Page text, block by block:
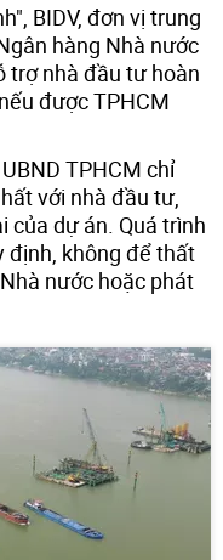
BIDV, đơn vị trung
hàng Nhà nước
trợ nhà đầu tư hoàn
được TPHCM
TPHCM chỉ
với nhà đầu tư,
của dự án. Quá trình
định, không để thất
nước hoặc phát